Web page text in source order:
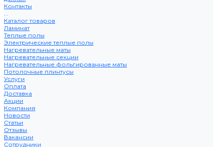
Контакты
...
Каталог товаров
Ламинат
Теплые полы
Электрические теплые полы
Нагревательные маты
Нагревательные секции
Нагревательные фольгированные маты
Потолочные плинтусы
Услуги
Оплата
Доставка
Акции
Компания
Новости
Статьи
Отзывы
Вакансии
Сотрудники